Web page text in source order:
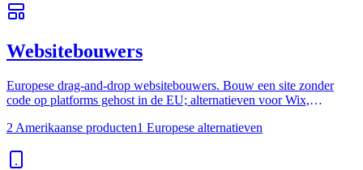
Websitebouwers
Europese drag-and-drop websitebouwers. Bouw een site zonder
code op platforms gehost in de EU; alternatieven voor Wix,
2 Amerikaanse producten1 Europese alternatieven